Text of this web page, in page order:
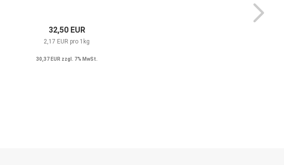
32,50 EUR
2,17 EUR pro 1kg
30,37 EUR zzgl. 7% MwSt.